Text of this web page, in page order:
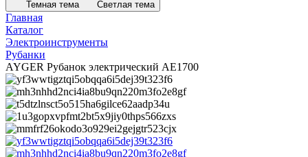
Темная тема Светлая тема
Главная
Каталог
Электроинструменты
Рубанки
AYGER Рубанок электрический AE1700